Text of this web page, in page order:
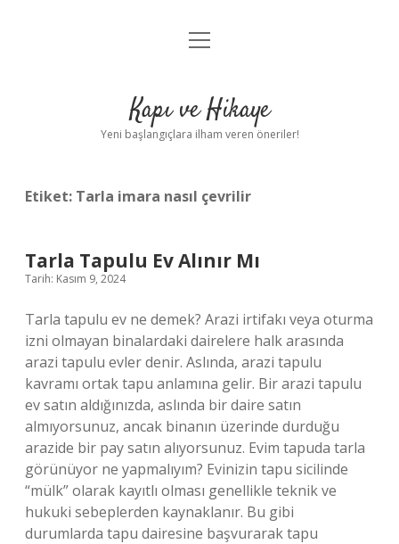
Anasayfa
Yasal Uyarı
menüyü
Kapı ve Hikaye
Yeni başlangıçlara ilham veren öneriler!
Etiket: Tarla imara nasıl çevrilir
Tarla Tapulu Ev Alınır Mı
Tarih: Kasım 9, 2024
Tarla tapulu ev ne demek? Arazi irtifakı veya oturma
izni olmayan binalardaki dairelere halk arasında
arazi tapulu evler denir. Aslında, arazi tapulu
kavramı ortak tapu anlamına gelir. Bir arazi tapulu
ev satın aldığınızda, aslında bir daire satın
almıyorsunuz, ancak binanın üzerinde durduğu
arazide bir pay satın alıyorsunuz. Evim tapuda tarla
görünüyor ne yapmalıyım? Evinizin tapu sicilinde
“mülk” olarak kayıtlı olması genellikle teknik ve
hukuki sebeplerden kaynaklanır. Bu gibi
durumlarda tapu dairesine başvurarak tapu